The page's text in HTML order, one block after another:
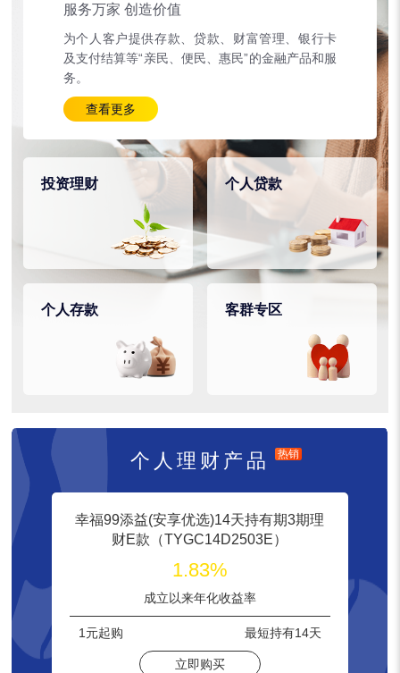
服务万家 创造价值
为个人客户提供存款、贷款、财富管理、银行卡
及支付结算等“亲民、便民、惠民”的金融产品和服
务。
查看更多
投资理财 个人贷款
个人存款 客群专区
个人理财产品 热销
幸福99添益(安享优选)14天持有期3期理
财E款（TYGC14D2503E）
1.83%
成立以来年化收益率
1元起购 最短持有14天
立即购买